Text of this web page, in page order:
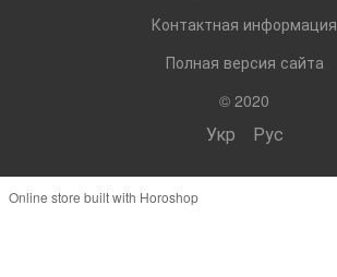
Контактная информация
Полная версия сайта
© 2020
Укр Рус
Online store built with Horoshop